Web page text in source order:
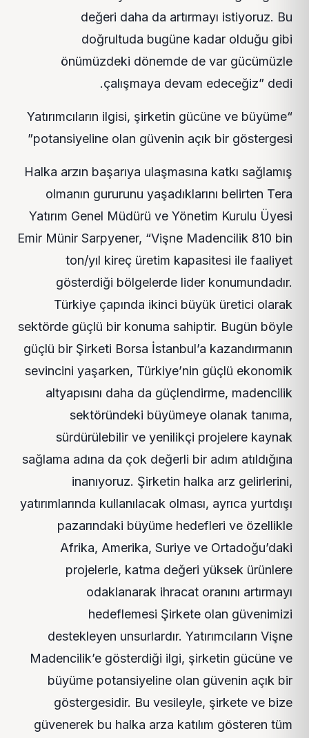
değeri daha da artırmayı istiyoruz. Bu
doğrultuda bugüne kadar olduğu gibi
önümüzdeki dönemde de var gücümüzle
çalışmaya devam edeceğiz” dedi.
“Yatırımcıların ilgisi, şirketin gücüne ve büyüme
potansiyeline olan güvenin açık bir göstergesi”
Halka arzın başarıya ulaşmasına katkı sağlamış
olmanın gururunu yaşadıklarını belirten Tera
Yatırım Genel Müdürü ve Yönetim Kurulu Üyesi
Emir Münir Sarpyener, “Vişne Madencilik 810 bin
ton/yıl kireç üretim kapasitesi ile faaliyet
gösterdiği bölgelerde lider konumundadır.
Türkiye çapında ikinci büyük üretici olarak
sektörde güçlü bir konuma sahiptir. Bugün böyle
güçlü bir Şirketi Borsa İstanbul’a kazandırmanın
sevincini yaşarken, Türkiye’nin güçlü ekonomik
altyapısını daha da güçlendirme, madencilik
sektöründeki büyümeye olanak tanıma,
sürdürülebilir ve yenilikçi projelere kaynak
sağlama adına da çok değerli bir adım atıldığına
inanıyoruz. Şirketin halka arz gelirlerini,
yatırımlarında kullanılacak olması, ayrıca yurtdışı
pazarındaki büyüme hedefleri ve özellikle
Afrika, Amerika, Suriye ve Ortadoğu’daki
projelerle, katma değeri yüksek ürünlere
odaklanarak ihracat oranını artırmayı
hedeflemesi Şirkete olan güvenimizi
destekleyen unsurlardır. Yatırımcıların Vişne
Madencilik’e gösterdiği ilgi, şirketin gücüne ve
büyüme potansiyeline olan güvenin açık bir
göstergesidir. Bu vesileyle, şirkete ve bize
güvenerek bu halka arza katılım gösteren tüm